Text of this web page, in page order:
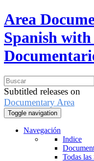
Area
Spanish with
Subtitled releases on
Documentary Area
Toggle navigation
Navegación
Indice
Todas las